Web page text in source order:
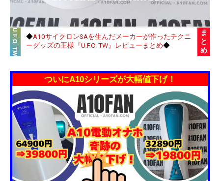
U.F.O. TW ◆A10サイクロンSAを生んだメーカーが作ったチクニ
ーグッズの王様『U.F.O. TW』レビューまとめ◆
ま
と
め
ついにA10シリーズが大幅値下げ！